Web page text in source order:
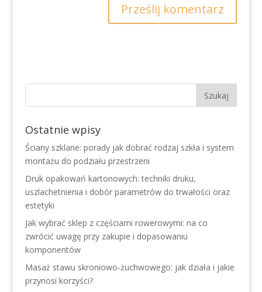
Ostatnie wpisy
Ściany szklane: porady jak dobrać rodzaj szkła i system
montażu do podziału przestrzeni
Druk opakowań kartonowych: techniki druku,
uszlachetnienia i dobór parametrów do trwałości oraz
estetyki
Jak wybrać sklep z częściami rowerowymi: na co
zwrócić uwagę przy zakupie i dopasowaniu
komponentów
Masaż stawu skroniowo-żuchwowego: jak działa i jakie
przynosi korzyści?